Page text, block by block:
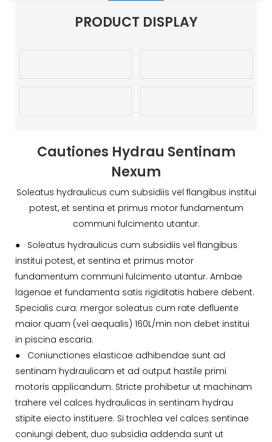
PRODUCT DISPLAY
Cautiones Hydrau Sentinam
Nexum
Soleatus hydraulicus cum subsidiis vel flangibus institui
potest, et sentina et primus motor fundamentum
communi fulcimento utantur.
● Soleatus hydraulicus cum subsidiis vel flangibus
institui potest, et sentina et primus motor
fundamentum communi fulcimento utantur. Ambae
lagenae et fundamenta satis rigiditatis habere debent.
Specialis cura: mergor soleatus cum rate defluente
maior quam (vel aequalis) 160L/min non debet institui
in piscina escaria.
●
Coniunctiones elasticae adhibendae sunt ad
sentinam hydraulicam et ad output hastile primi
motoris applicandum. Stricte prohibetur ut machinam
trahere vel calces hydraulicas in sentinam hydrau
stipite eiecto instituere. Si trochlea vel calces sentinae
coniungi debent, duo subsidia addenda sunt ut